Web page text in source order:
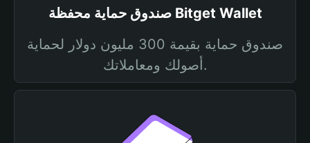
صندوق حماية محفظة Bitget Wallet
صندوق حماية بقيمة 300 مليون دولار لحماية
أصولك ومعاملاتك.